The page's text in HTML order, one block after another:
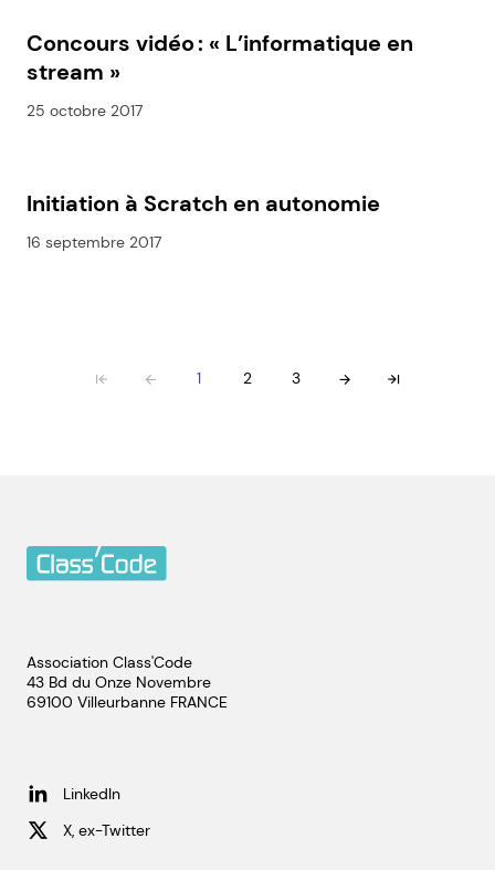
Concours vidéo : « L’informatique en
stream »
25 octobre 2017
Initiation à Scratch en autonomie
16 septembre 2017
1 2 3
Association Class'Code
43 Bd du Onze Novembre
69100 Villeurbanne FRANCE
LinkedIn
X, ex-Twitter